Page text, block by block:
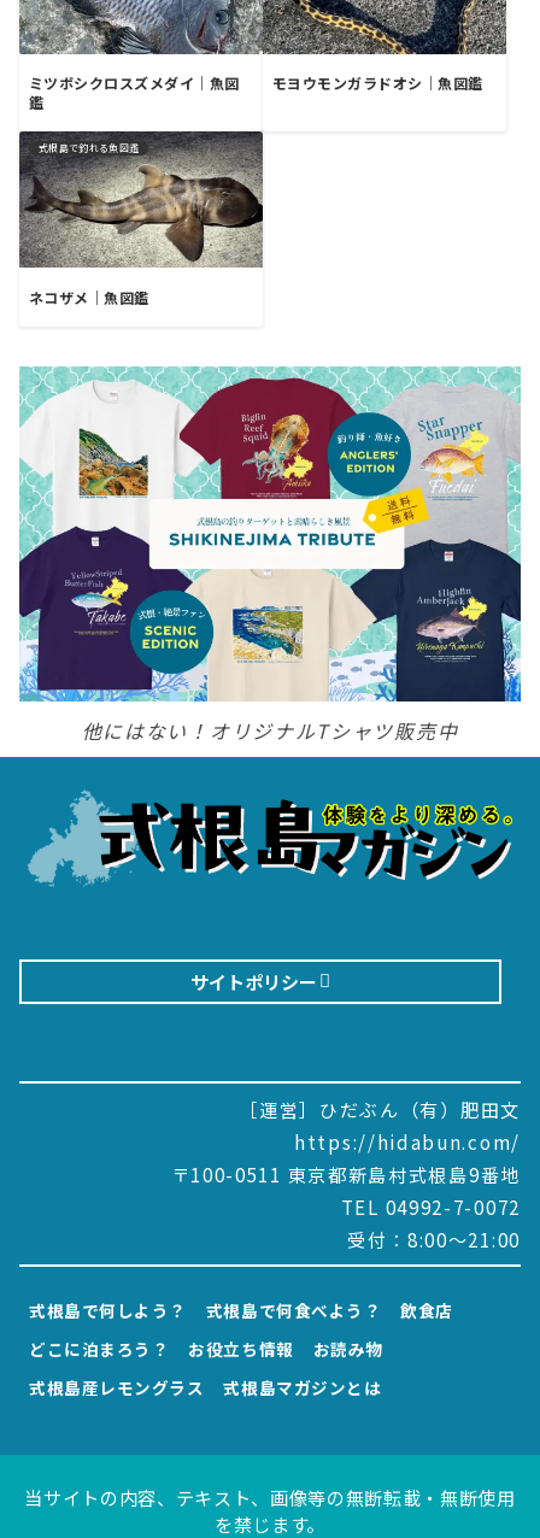
ミツボシクロスズメダイ｜魚図
鑑
モヨウモンガラドオシ｜魚図鑑
式根島で釣れる魚図鑑
ネコザメ｜魚図鑑
他にはない！オリジナルTシャツ販売中
サイトポリシー
［運営］ひだぶん（有）肥田文
https://hidabun.com/
〒100-0511 東京都新島村式根島9番地
TEL 04992-7-0072
受付：8:00～21:00
式根島で何しよう？ 式根島で何食べよう？
飲食店
どこに泊まろう？
お役立ち情報
お読み物
式根島産レモングラス
式根島マガジンとは
当サイトの内容、テキスト、画像等の無断転載・無断使用
を禁じます。